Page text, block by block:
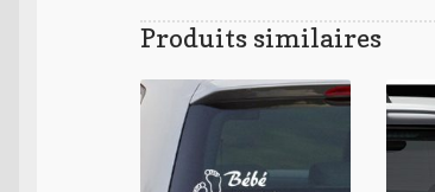
Produits similaires